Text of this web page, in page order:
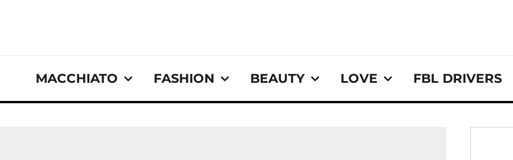
MACCHIATO FASHION BEAUTY LOVE FBL DRIVERS